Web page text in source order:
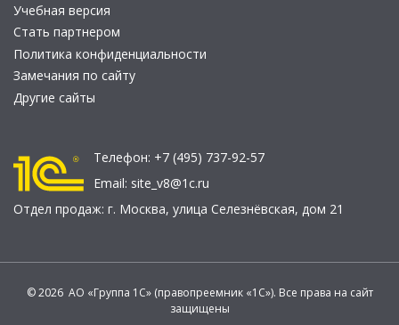
Учебная версия
Стать партнером
Политика конфиденциальности
Замечания по сайту
Другие сайты
Телефон: +7 (495) 737-92-57
Email: site_v8@1c.ru
Отдел продаж: г. Москва, улица Селезнёвская, дом 21
© 2026 АО «Группа 1С» (правопреемник «1С»). Все права на сайт
защищены